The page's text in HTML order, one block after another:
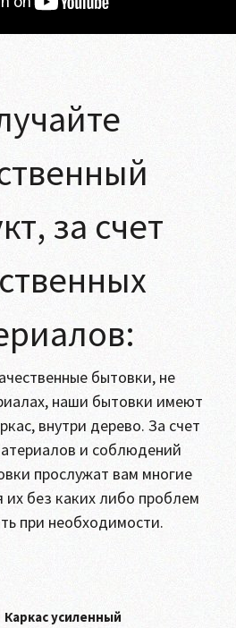
за счет
бытовки, не
наши бытовки имеют
внутри дерево. За счет
и соблюдений
прослужат вам многие
их без каких либо проблем
при необходимости.
Каркас усиленный